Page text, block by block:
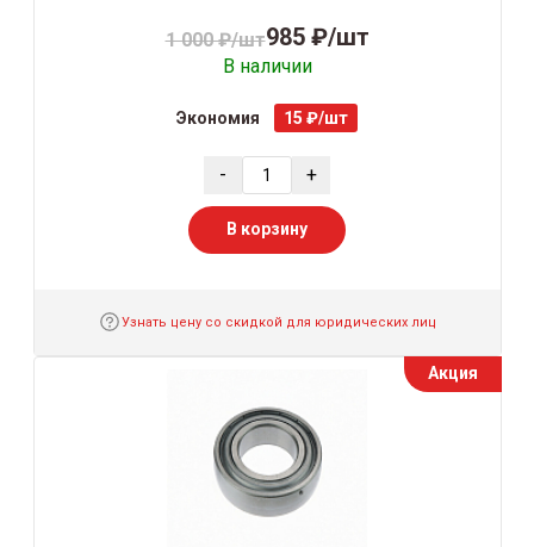
1 000 ₽/шт985 ₽/шт
В наличии
Экономия 15 ₽/шт
- +
В корзину
Узнать цену со скидкой для юридических лиц
Акция